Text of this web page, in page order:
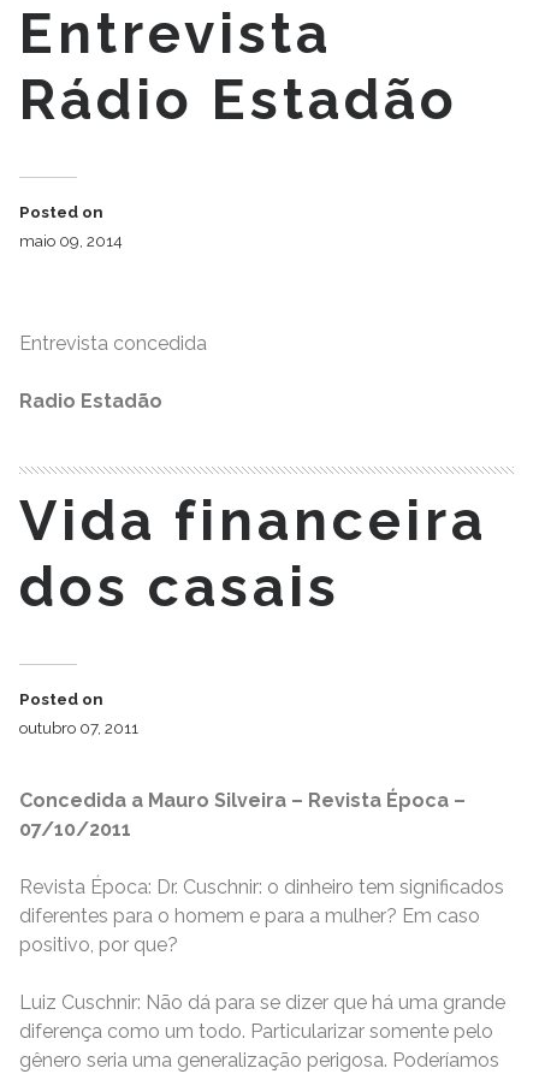
Entrevista
Rádio Estadão
Posted on
maio 09, 2014
Entrevista concedida
Radio Estadão
Vida financeira
dos casais
Posted on
outubro 07, 2011
Concedida a Mauro Silveira – Revista Época –
07/10/2011
Revista Época: Dr. Cuschnir: o dinheiro tem significados
diferentes para o homem e para a mulher? Em caso
positivo, por que?
Luiz Cuschnir: Não dá para se dizer que há uma grande
diferença como um todo. Particularizar somente pelo
gênero seria uma generalização perigosa. Poderíamos